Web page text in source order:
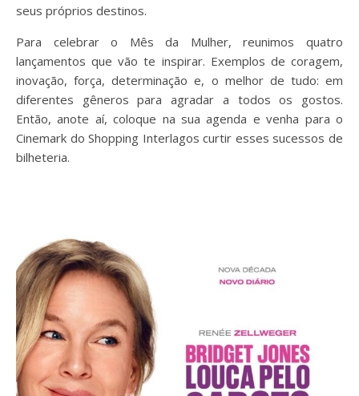
seus próprios destinos.
Para celebrar o Mês da Mulher, reunimos quatro
lançamentos que vão te inspirar. Exemplos de coragem,
inovação, força, determinação e, o melhor de tudo: em
diferentes gêneros para agradar a todos os gostos.
Então, anote aí, coloque na sua agenda e venha para o
Cinemark do Shopping Interlagos curtir esses sucessos de
bilheteria.